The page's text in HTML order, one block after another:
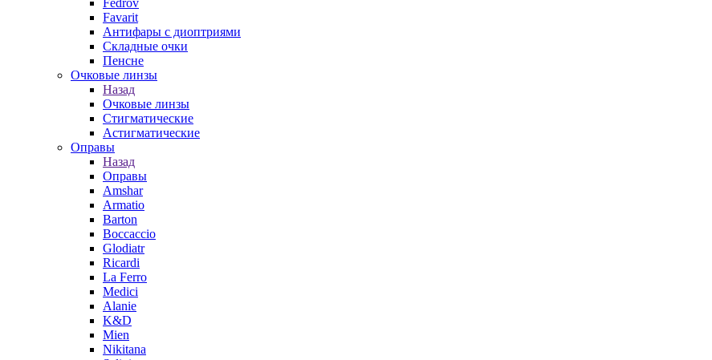
Fedrov
Favarit
Антифары с диоптриями
Складные очки
Пенсне
Очковые линзы
Назад
Очковые линзы
Стигматические
Астигматические
Оправы
Назад
Оправы
Amshar
Armatio
Barton
Boccaccio
Glodiatr
Ricardi
La Ferro
Medici
Alanie
K&D
Mien
Nikitana